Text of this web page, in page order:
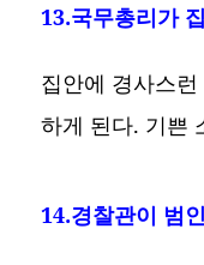
13.국무총리가
집안에 경사스
하게 된다. 기쁜
14.경찰관이 범